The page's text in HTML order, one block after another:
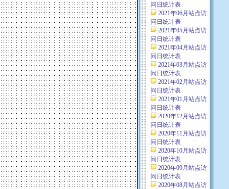
问日统计表
2021年06月站点访
问日统计表
2021年05月站点访
问日统计表
2021年04月站点访
问日统计表
2021年03月站点访
问日统计表
2021年02月站点访
问日统计表
2021年01月站点访
问日统计表
2020年12月站点访
问日统计表
2020年11月站点访
问日统计表
2020年10月站点访
问日统计表
2020年09月站点访
问日统计表
2020年08月站点访